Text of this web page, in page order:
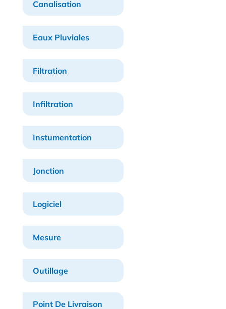
Canalisation
Eaux Pluviales
Filtration
Infiltration
Instumentation
Jonction
Logiciel
Mesure
Outillage
Point De Livraison